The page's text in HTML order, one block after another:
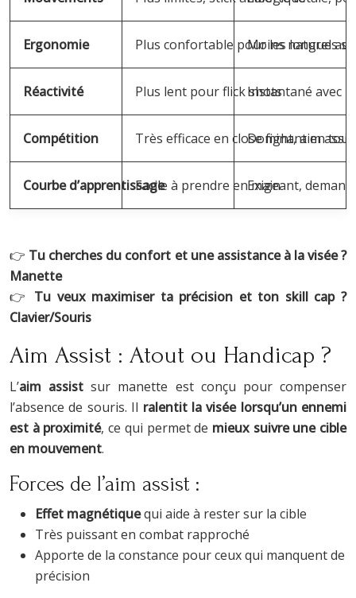
Ergonomie Plus confortable pour les longues
Moins naturel au
Réactivité Plus lent pour flick shotsInstantané avec
Compétition Très efficace en close fight, aim
Dominant en
Courbe d’apprentissageFacile à prendre en main
Exigeant,
👉 Tu cherches du confort et une assistance à la visée ?
Manette
👉 Tu veux maximiser ta précision et ton skill cap ?
Clavier/Souris
Aim Assist : Atout ou Handicap ?
L’aim assist sur manette est conçu pour compenser
l’absence de souris. Il ralentit la visée lorsqu’un ennemi
est à proximité, ce qui permet de mieux suivre une cible
en mouvement.
Forces de l’aim assist :
Effet magnétiquequi aide à rester sur la cible
Très puissant en combat rapproché
Apporte de la constance pour ceux qui manquent de
précision